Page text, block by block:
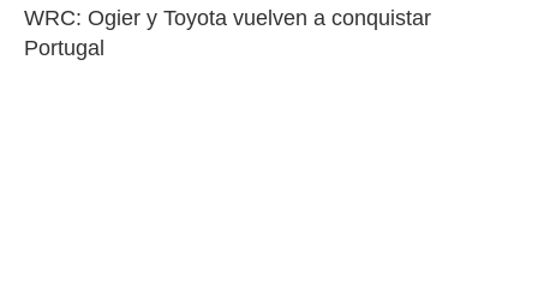
WRC: Ogier y Toyota vuelven a conquistar
Portugal